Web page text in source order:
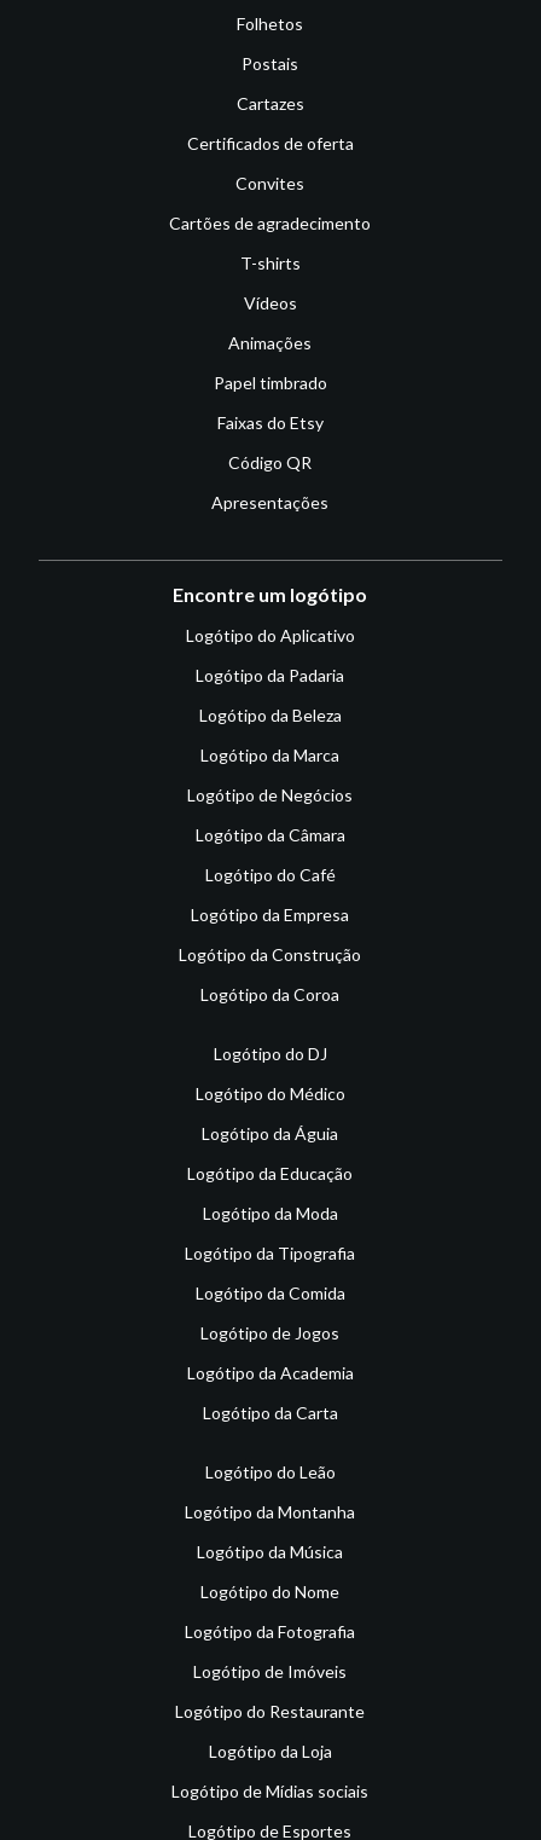
Folhetos
Postais
Cartazes
Certificados de oferta
Convites
Cartões de agradecimento
T-shirts
Vídeos
Animações
Papel timbrado
Faixas do Etsy
Código QR
Apresentações
Encontre um logótipo
Logótipo do Aplicativo
Logótipo da Padaria
Logótipo da Beleza
Logótipo da Marca
Logótipo de Negócios
Logótipo da Câmara
Logótipo do Café
Logótipo da Empresa
Logótipo da Construção
Logótipo da Coroa
Logótipo do DJ
Logótipo do Médico
Logótipo da Águia
Logótipo da Educação
Logótipo da Moda
Logótipo da Tipografia
Logótipo da Comida
Logótipo de Jogos
Logótipo da Academia
Logótipo da Carta
Logótipo do Leão
Logótipo da Montanha
Logótipo da Música
Logótipo do Nome
Logótipo da Fotografia
Logótipo de Imóveis
Logótipo do Restaurante
Logótipo da Loja
Logótipo de Mídias sociais
Logótipo de Esportes